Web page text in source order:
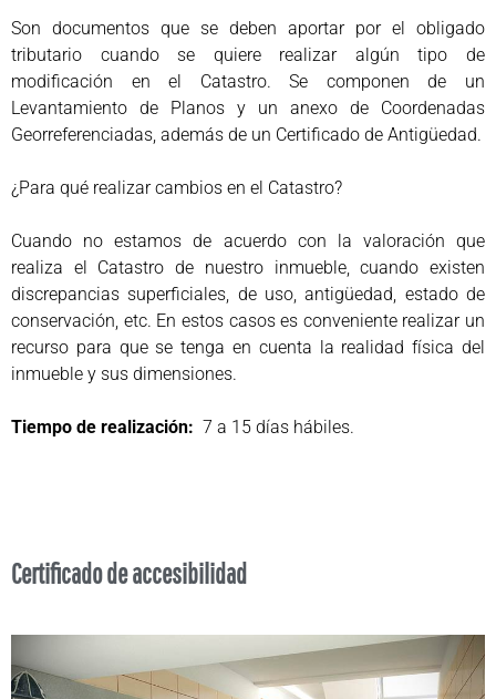
Son documentos que se deben aportar por el obligado
tributario cuando se quiere realizar algún tipo de
modificación en el Catastro. Se componen de un
Levantamiento de Planos y un anexo de Coordenadas
Georreferenciadas, además de un Certificado de Antigüedad.
¿Para qué realizar cambios en el Catastro?
Cuando no estamos de acuerdo con la valoración que
realiza el Catastro de nuestro inmueble, cuando existen
discrepancias superficiales, de uso, antigüedad, estado de
conservación, etc. En estos casos es conveniente realizar un
recurso para que se tenga en cuenta la realidad física del
inmueble y sus dimensiones.
Tiempo de realización: 7 a 15 días hábiles.
Certificado de accesibilidad